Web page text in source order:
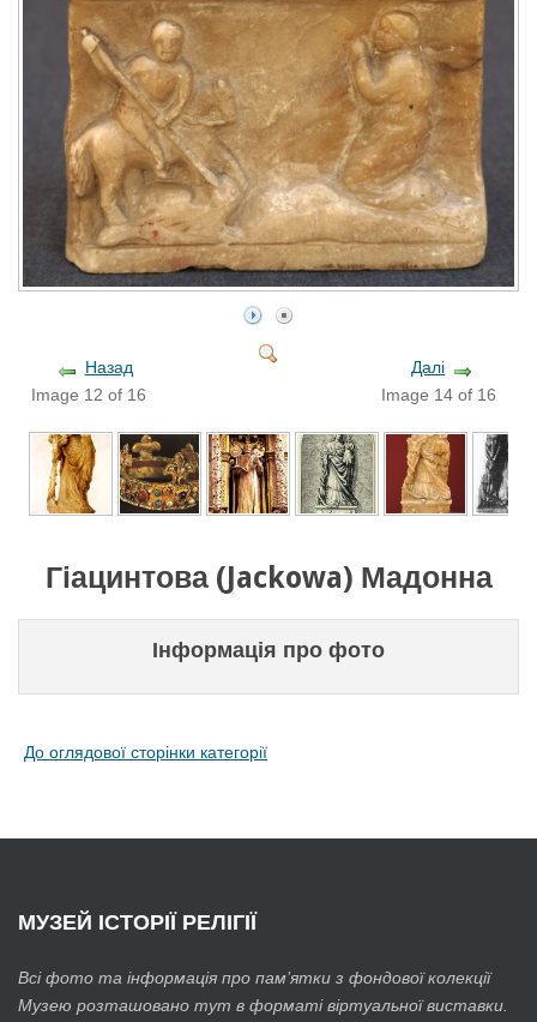
Назад
Image 12 of 16
Далі
Image 14 of 16
Гіацинтова (Jackowa) Мадонна
Інформація про фото
До оглядової сторінки категорії
МУЗЕЙ ІСТОРІЇ РЕЛІГІЇ
Всі фото та інформація про пам’ятки з фондової колекції
Музею розташовано тут в форматі віртуальної виставки.